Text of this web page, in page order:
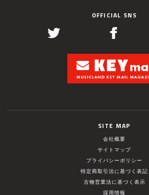
OFFICIAL SNS
SITE MAP
会社概要
サイトマップ
プライバシーポリシー
特定商取引法に基づく表記
古物営業法に基づく表示
採用情報